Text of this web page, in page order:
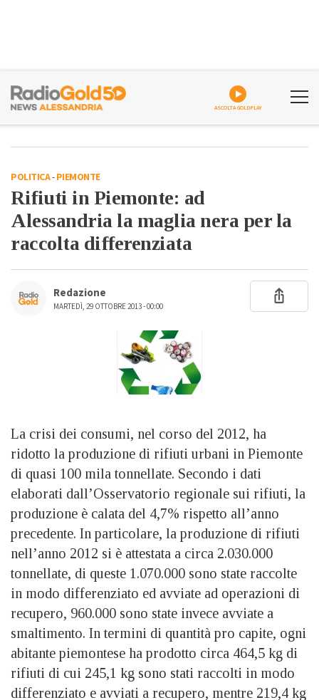
ASCOLTA GOLDPLAY
POLITICA-PIEMONTE
Rifiuti in Piemonte: ad
Alessandria la maglia nera per la
raccolta differenziata
Redazione
MARTEDÌ, 29 OTTOBRE 2013 - 00:00
La crisi dei consumi, nel corso del 2012, ha
ridotto la produzione di rifiuti urbani in Piemonte
di quasi 100 mila tonnellate. Secondo i dati
elaborati dall’Osservatorio regionale sui rifiuti, la
produzione è calata del 4,7% rispetto all’anno
precedente. In particolare, la produzione di rifiuti
nell’anno 2012 si è attestata a circa 2.030.000
tonnellate, di queste 1.070.000 sono state raccolte
in modo differenziato ed avviate ad operazioni di
recupero, 960.000 sono state invece avviate a
smaltimento. In termini di quantità pro capite, ogni
abitante piemontese ha prodotto circa 464,5 kg di
rifiuti di cui 245,1 kg sono stati raccolti in modo
differenziato e avviati a recupero, mentre 219,4 kg